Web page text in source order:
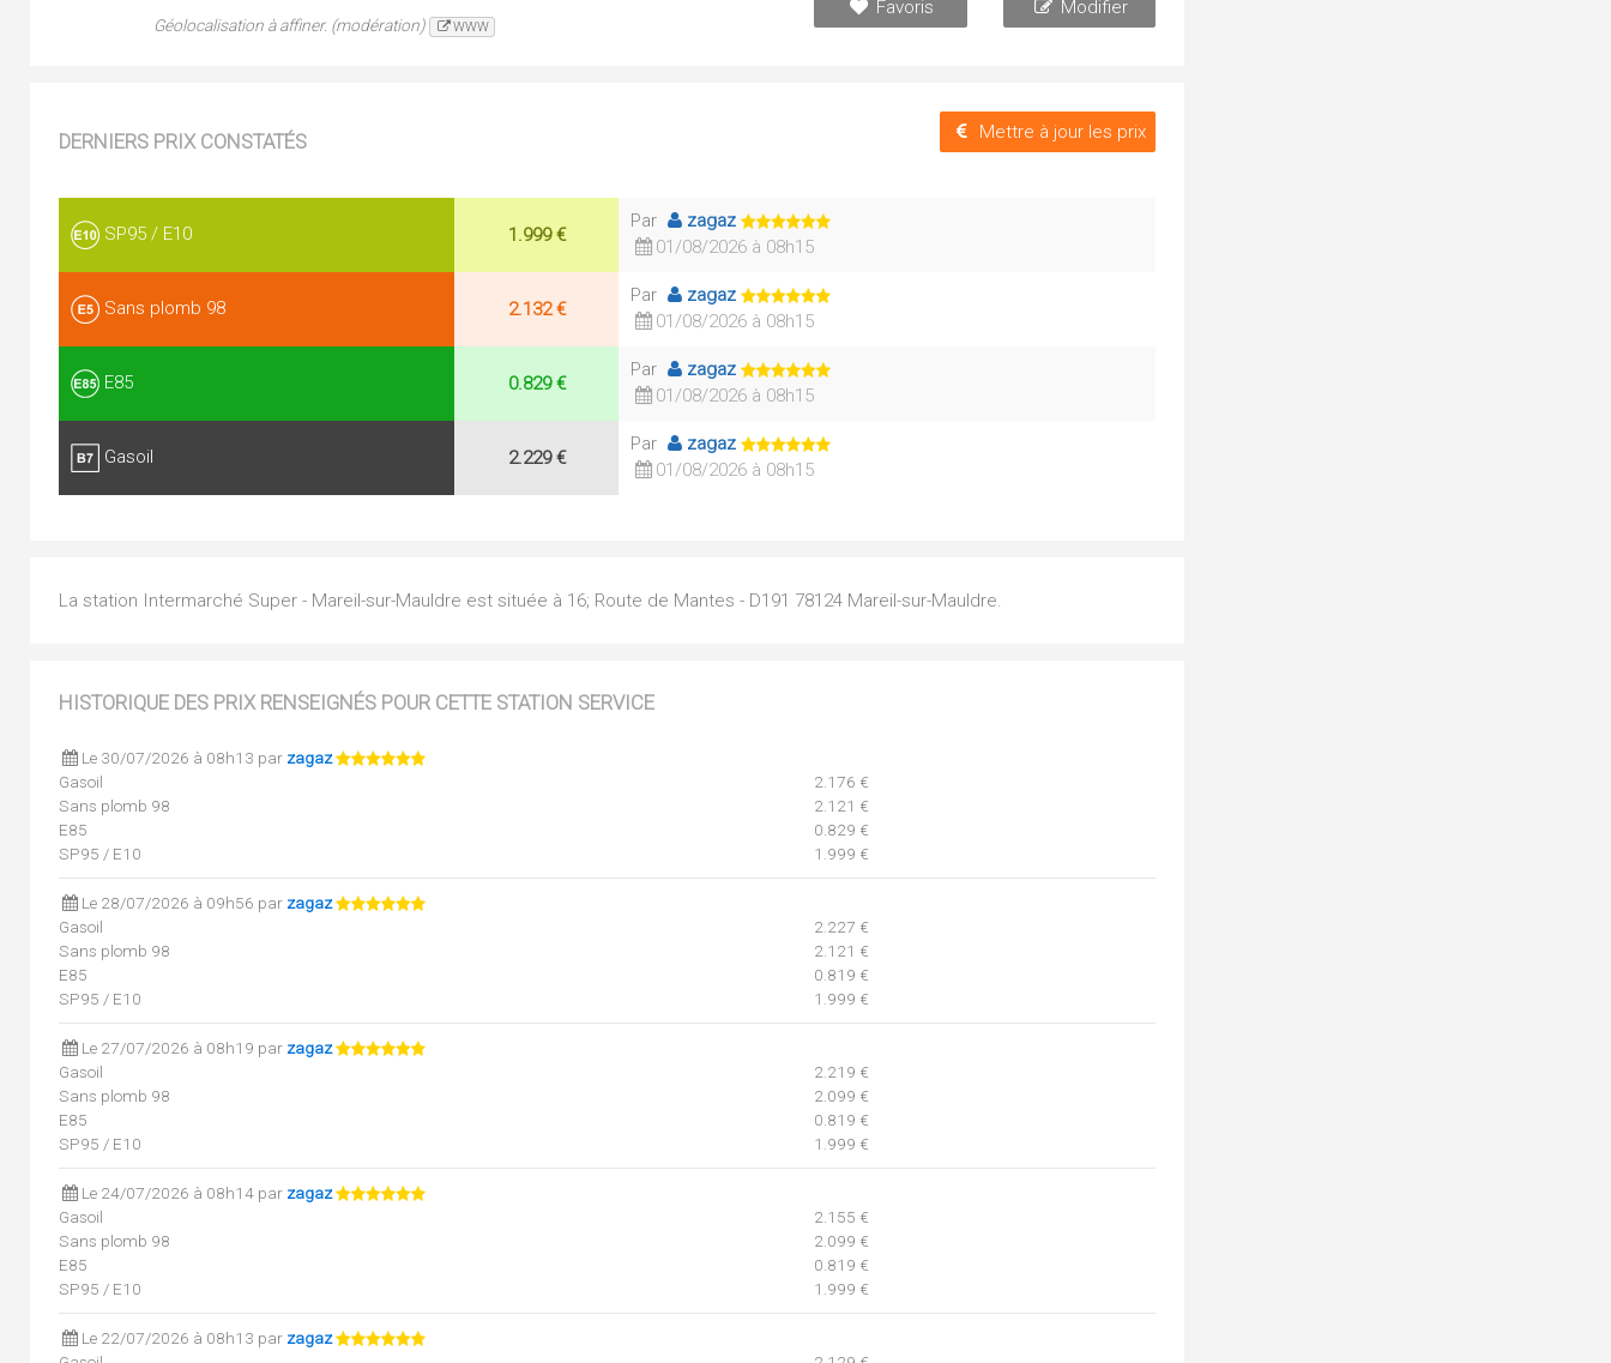
Géolocalisation à affiner. (modération) WWW
Favoris Modifier
DERNIERS PRIX CONSTATÉS Mettre à jour les prix
SP95 / E10 1.999 €
Par
zagaz
01/08/2026 à 08h15
Sans plomb 98 2.132 €
Par
zagaz
01/08/2026 à 08h15
E85 0.829 €
Par
zagaz
01/08/2026 à 08h15
Gasoil 2.229 €
Par
zagaz
01/08/2026 à 08h15
La station Intermarché Super - Mareil-sur-Mauldre est située à 16; Route de Mantes - D191 78124 Mareil-sur-Mauldre.
HISTORIQUE DES PRIX RENSEIGNÉS POUR CETTE STATION SERVICE
Le 30/07/2026 à 08h13 par zagaz
Gasoil
2.176 €
Sans plomb 98
2.121 €
E85
0.829 €
SP95 / E10
1.999 €
Le 28/07/2026 à 09h56 par zagaz
Gasoil
2.227 €
Sans plomb 98
2.121 €
E85
0.819 €
SP95 / E10
1.999 €
Le 27/07/2026 à 08h19 par zagaz
Gasoil
2.219 €
Sans plomb 98
2.099 €
E85
0.819 €
SP95 / E10
1.999 €
Le 24/07/2026 à 08h14 par zagaz
Gasoil
2.155 €
Sans plomb 98
2.099 €
E85
0.819 €
SP95 / E10
1.999 €
Le 22/07/2026 à 08h13 par zagaz